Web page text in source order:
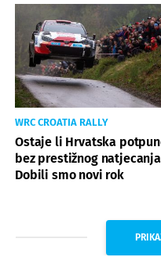
WRC CROATIA RALLY
Ostaje li Hrvatska
bez prestižnog
Dobili smo novi rok